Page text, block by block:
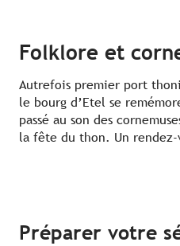
Folklore et
Autrefois premier port
le bourg d’Etel se
passé au son des
la fête du thon. Un rendez-
Préparer votre